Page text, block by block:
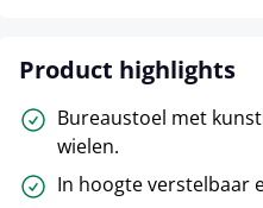
Product highlights
Bureaustoel met
wielen.
In hoogte verstelbaar